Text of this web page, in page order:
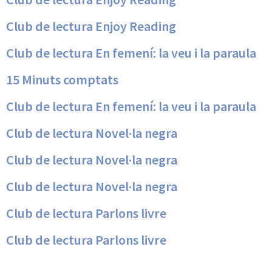
Club de lectura Enjoy Reading
Club de lectura En femení: la veu i la paraula
15 Minuts comptats
Club de lectura En femení: la veu i la paraula
Club de lectura Novel·la negra
Club de lectura Novel·la negra
Club de lectura Novel·la negra
Club de lectura Parlons livre
Club de lectura Parlons livre